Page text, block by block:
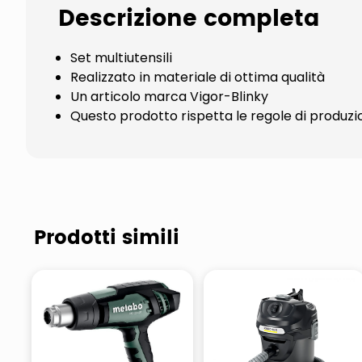
Descrizione completa
Set multiutensili
Realizzato in materiale di ottima qualità
Un articolo marca Vigor-Blinky
Questo prodotto rispetta le regole di
Prodotti simili